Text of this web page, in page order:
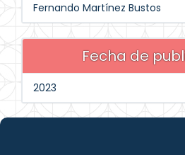
Fernando Martínez Bustos
Fecha de
2023